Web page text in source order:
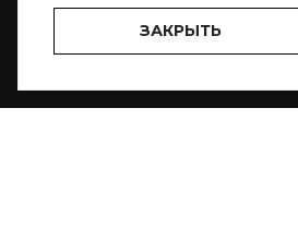
ООО «ФИЛИПП» © 2013 - 2026.
Разработка и
ЗАКРЫТЬ